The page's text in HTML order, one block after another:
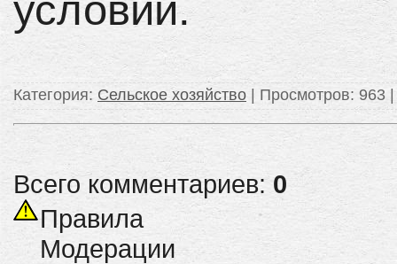
условий.
Категория: Сельское хозяйство Просмотров: 963
Всего комментариев: 0
Правила
Модерации